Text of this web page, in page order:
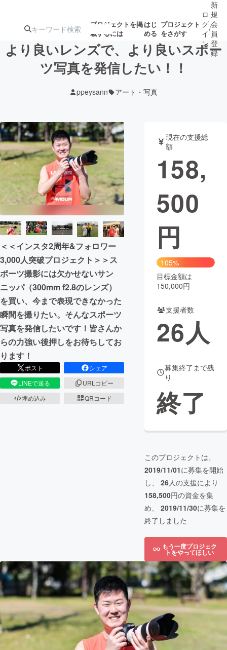
プロジェクトを掲
載するには
はじ
める
プロジェクト
をさがす
ジェクト
募集終了が近いプ
ロジェクト
アート・写真 音楽
テクノロジー・ガジェット ゲーム・サ
映像・映画
ビジネス・起業
まちづくり・地域活性化
CAMPFIRE for Social Good
CAMPFIRE Creation
CAMPFIREふるさと納税
コミュニティ
ロ
グ
イ
ン
/
新
規
会
員
登
録
より良いレンズで、より良いスポー
ツ写真を発信したい！！
ppeysann アート・写真
＜＜インスタ2周年&フォロワー
3,000人突破プロジェクト＞＞ス
ポーツ撮影には欠かせないサン
ニッパ（300mm f2.8のレンズ）
を買い、今まで表現できなかった
瞬間を撮りたい。そんなスポーツ
写真を発信したいです！皆さんか
らの力強い後押しをお待ちしてお
ります！
ポスト
シェア
LINEで送る
URLコピー
埋め込み
QRコード
現在の支援総
額
158,
500
円
105%
目標金額は
150,000円
支援者数
26人
募集終了まで残
り
終了
このプロジェクトは、
2019/11/01に募集を開始
し、 26人の支援により
158,500円の資金を集
め、 2019/11/30に募集を
終了しました
もう一度プロジェク
トをやってほしい